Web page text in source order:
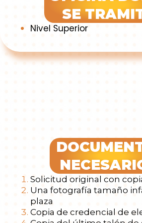
SE
Nivel Superior
Solicitud original con
Una fotografía tamaño
plaza
Copia de credencial de